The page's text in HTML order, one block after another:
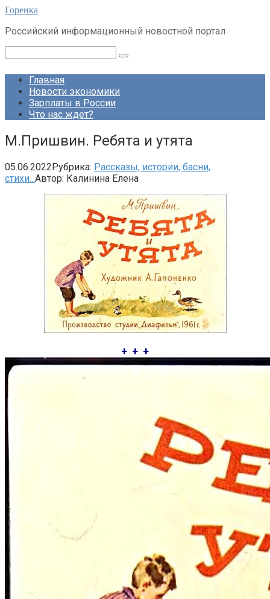
Перейти
контенту
Горенка
Российский информационный новостной портал
Главная
Новости экономики
Зарплаты в России
Что нас ждет?
М.Пришвин. Ребята и утята
05.06.2022Рубрика: Рассказы, истории, басни,
стихи...Автор: Калинина Елена
+ + +